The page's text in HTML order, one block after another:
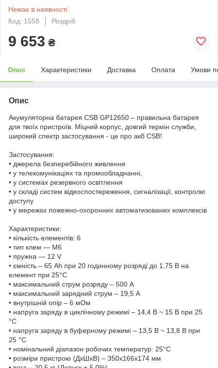
Немає в наявності
Код: 1558
Роздріб
9 653 ₴
Опис Характеристики Доставка Оплата Умови
Опис
Акумуляторна батарея CSB GP12650 – правильна батарея
для твоїх пристроїв. Міцний корпус, довгий термін служби,
широкий спектр застосування - це про акб CSB!
Застосування:
• джерела безперебійного живлення
• у телекомунікаціях та промообладнанні;
• у системах резервного освітлення
• у складі систем відеоспостереження, сигналізації, контролю
доступу
• у мережах пожежно-охоронних автоматизованих комплексів
Характеристики:
• кількість елементів: 6
• тип клем — М6
• пружна — 12 V
• ємність – 65 Ah при 20 годинному розряді до 1,75 В на
елемент при 25°C
• максимальний струм розряду – 500 А
• максимальний зарядний струм – 19,5 A
• внутрішній опір – 6 мОм
• напруга заряду в циклічному режимі – 14,4 В ~ 15 В при 25
°С
• напруга заряду в буферному режимі – 13,5 В ~ 13,8 В при
25 °С
• номінальний діапазон робочих температур: 25°C
• розміри пристрою (ДхШхВ) – 350х166х174 мм